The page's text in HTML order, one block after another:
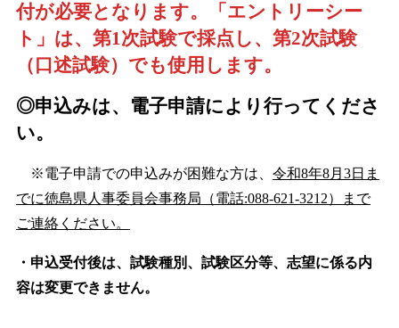
付が必要となります。「エントリーシー
ト」は、第1次試験で採点し、第2次試験
（口述試験）でも使用します。
◎申込みは、電子申請により行ってくださ
い。
※電子申請での申込みが困難な方は、 令和8年8月3日ま
でに徳島県人事委員会事務局（電話:088-621-3212）まで
ご連絡ください。
・申込受付後は、試験種別、試験区分等、志望に係る内
容は変更できません。